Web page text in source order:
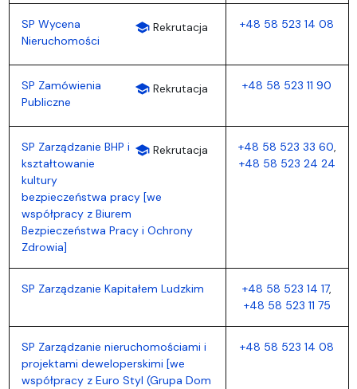
school Rekrutacja
SP Wycena
Nieruchomości
+48 58 523 14 08
school Rekrutacja
SP Zamówienia
Publiczne
+48 58 523 11 90
school Rekrutacja
SP Zarządzanie BHP i
kształtowanie
kultury
bezpieczeństwa pracy [we
współpracy z Biurem
Bezpieczeństwa Pracy i Ochrony
Zdrowia]
+48 58 523 33 60,
+48 58 523 24 24
SP Zarządzanie Kapitałem Ludzkim +48 58 523 14 17,
+48 58 523 11 75
SP Zarządzanie nieruchomościami i
projektami deweloperskimi [we
współpracy z Euro Styl (Grupa Dom
+48 58 523 14 08